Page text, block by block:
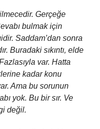
Gerçeğe
bulmak için
Saddam’dan sonra
Buradaki sıkıntı, elde
var. Hatta
kadar konu
Ama bu sorunun
yok. Bu bir sır. Ve
değil.